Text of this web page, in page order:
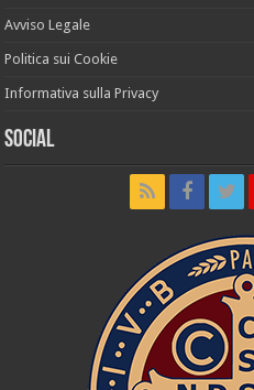
Avviso Legale
Politica sui Cookie
Informativa sulla Privacy
Social